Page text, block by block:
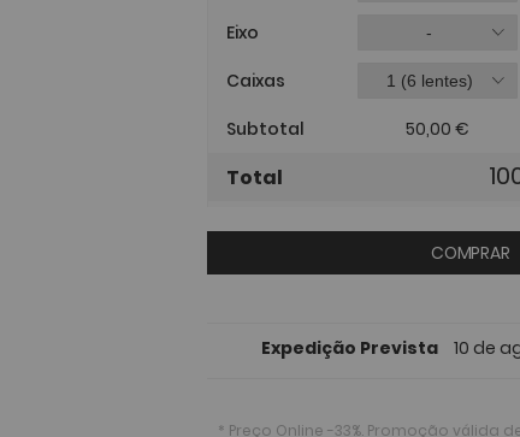
Eixo
Caixas
Subtotal
50,00 €
Total
COMPRAR
Expedição Prevista 10 de
* Preço Online-33%. Promoção válida